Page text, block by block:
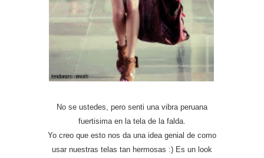
No se ustedes, pero senti una vibra peruana
fuertisima en la tela de la falda.
Yo creo que esto nos da una idea genial de como
usar nuestras telas tan hermosas :) Es un look